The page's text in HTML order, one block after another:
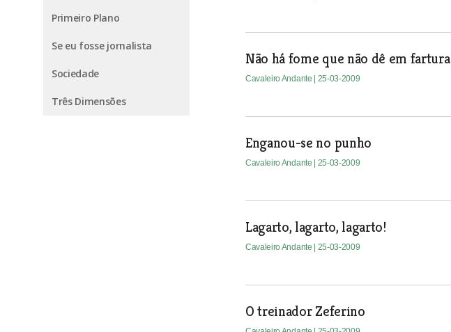
Primeiro Plano
Se eu fosse jornalista
Sociedade
Três Dimensões
Não há fome que não dê em fartura
Cavaleiro Andante | 25-03-2009
Enganou-se no punho
Cavaleiro Andante | 25-03-2009
Lagarto, lagarto, lagarto!
Cavaleiro Andante | 25-03-2009
O treinador Zeferino